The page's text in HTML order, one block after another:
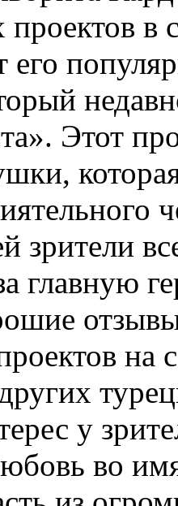
в
его
Этот
зрители
главную
на
у
во